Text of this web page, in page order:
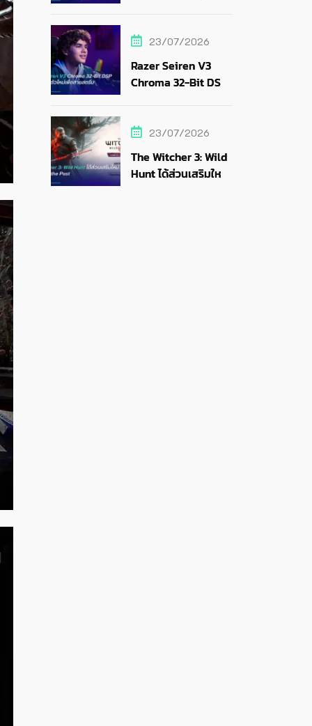
23/07/2026
Razer Seiren V3
Chroma 32-Bit DSP
23/07/2026
The Witcher 3: Wild
Hunt ได้ส่วนเสริมใหม่